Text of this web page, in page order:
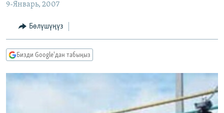
ЭКОНОМИКА
МАДАНИЯТ
БОРБОР АЗИЯ
АТАЙЫН ИЛИКТӨӨ
ТВ ПРОГРАММАЛАР
ЭКСПЕРТТЕР ТАЛДАЙТ
БИЗ ЖАНА ДҮЙНӨ
ӨЗГӨЧӨ ПИКИР
9-Январь, 2007
Бөлүшүңүз
Бизди Google'дан табыңыз